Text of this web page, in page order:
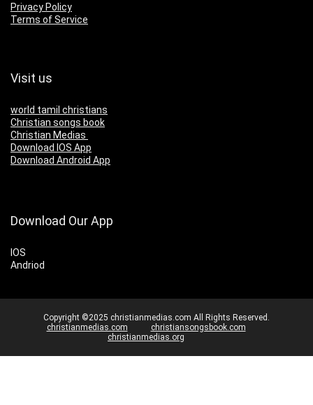
Privacy Policy
Terms of Service
Visit us
world tamil christians
Christian songs book
Christian Medias
Download IOS App
Download Android App
Download Our App
IOS
Andriod
Copyright ©2025 christianmedias.com All Rights Reserved.
christianmedias.com
christiansongsbook.com
christianmedias.org